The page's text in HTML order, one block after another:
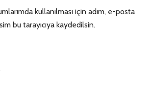
kullanılması için adım, e-posta
bu tarayıcıya kaydedilsin.